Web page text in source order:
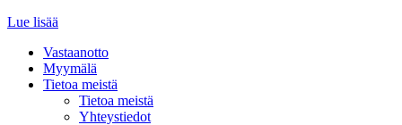
Lue lisää
Vastaanotto
Myymälä
Tietoa meistä
Tietoa meistä
Yhteystiedot